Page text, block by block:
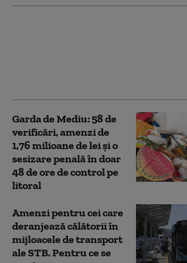
Garda de Mediu: 58 de
verificări, amenzi de
1,76 milioane de lei şi o
sesizare penală în doar
48 de ore de control pe
litoral
Amenzi pentru cei care
deranjează călătorii în
mijloacele de transport
ale STB. Pentru ce se